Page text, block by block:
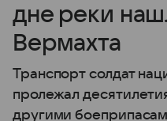
дне реки
Вермахта
Транспорт солдат
пролежал
другими